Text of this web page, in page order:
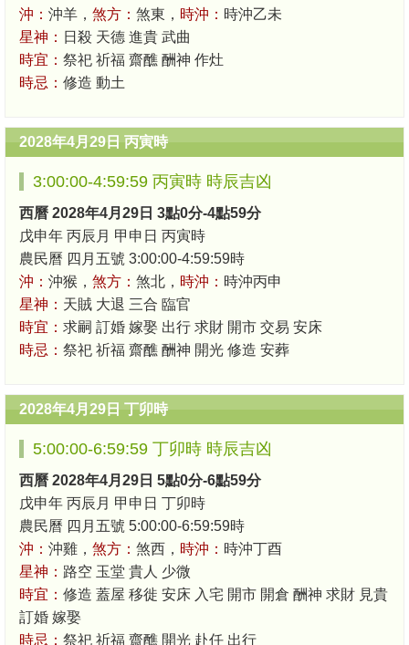
沖： 沖羊， 煞方： 煞東， 時沖： 時沖乙未
星神： 日殺 天德 進貴 武曲
時宜： 祭祀 祈福 齋醮 酬神 作灶
時忌： 修造 動土
2028年4月29日 丙寅時
3:00:00-4:59:59 丙寅時 時辰吉凶
西曆 2028年4月29日 3點0分-4點59分
戊申年 丙辰月 甲申日 丙寅時
農民曆 四月五號 3:00:00-4:59:59時
沖： 沖猴， 煞方： 煞北， 時沖： 時沖丙申
星神： 天賊 大退 三合 臨官
時宜： 求嗣 訂婚 嫁娶 出行 求財 開市 交易 安床
時忌： 祭祀 祈福 齋醮 酬神 開光 修造 安葬
2028年4月29日 丁卯時
5:00:00-6:59:59 丁卯時 時辰吉凶
西曆 2028年4月29日 5點0分-6點59分
戊申年 丙辰月 甲申日 丁卯時
農民曆 四月五號 5:00:00-6:59:59時
沖： 沖雞， 煞方： 煞西， 時沖： 時沖丁酉
星神： 路空 玉堂 貴人 少微
時宜： 修造 蓋屋 移徙 安床 入宅 開市 開倉 酬神 求財 見貴
訂婚 嫁娶
時忌： 祭祀 祈福 齋醮 開光 赴任 出行